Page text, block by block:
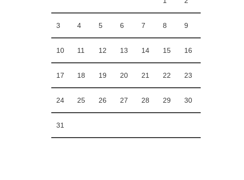
3 4 5 6 7 8 9
10 11 12 13 14 15 16
17 18 19 20 21 22 23
24 25 26 27 28 29 30
31